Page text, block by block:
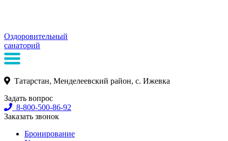
Оздоровительный
санаторий
Татарстан, Менделеевский район, с. Ижевка
Задать вопрос
8-800-500-86-92
Заказать звонок
Бронирование